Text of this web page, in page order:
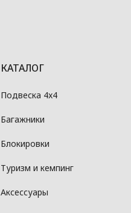
КАТАЛОГ
Подвеска 4x4
Багажники
Блокировки
Туризм и кемпинг
Аксессуары